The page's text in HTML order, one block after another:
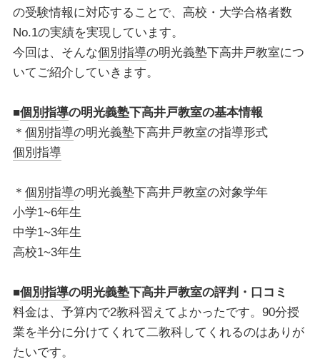
の受験情報に対応することで、高校・大学合格者数
No.1の実績を実現しています。
今回は、そんな個別指導の明光義塾下高井戸教室につ
いてご紹介していきます。
■個別指導の明光義塾下高井戸教室の基本情報
＊ 個別指導の明光義塾下高井戸教室の指導形式
個別指導
＊ 個別指導の明光義塾下高井戸教室の対象学年
小学1~6年生
中学1~3年生
高校1~3年生
■個別指導の明光義塾下高井戸教室の評判・口コミ
料金は、予算内で2教科習えてよかったです。90分授
業を半分に分けてくれて二教科してくれるのはありが
たいです。